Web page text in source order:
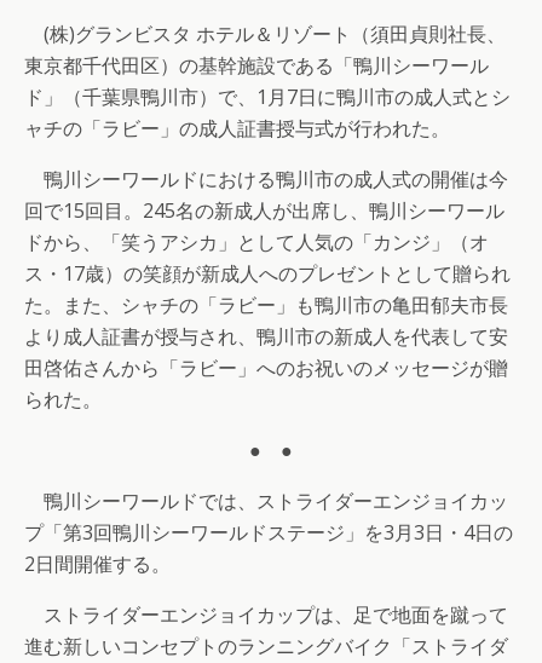
(株)グランビスタ ホテル＆リゾート（須田貞則社長、
東京都千代田区）の基幹施設である「鴨川シーワール
ド」（千葉県鴨川市）で、1月7日に鴨川市の成人式とシ
ャチの「ラビー」の成人証書授与式が行われた。
鴨川シーワールドにおける鴨川市の成人式の開催は今
回で15回目。245名の新成人が出席し、鴨川シーワール
ドから、「笑うアシカ」として人気の「カンジ」（オ
ス・17歳）の笑顔が新成人へのプレゼントとして贈られ
た。また、シャチの「ラビー」も鴨川市の亀田郁夫市長
より成人証書が授与され、鴨川市の新成人を代表して安
田啓佑さんから「ラビー」へのお祝いのメッセージが贈
られた。
● ●
鴨川シーワールドでは、ストライダーエンジョイカッ
プ「第3回鴨川シーワールドステージ」を3月3日・4日の
2日間開催する。
ストライダーエンジョイカップは、足で地面を蹴って
進む新しいコンセプトのランニングバイク「ストライダ